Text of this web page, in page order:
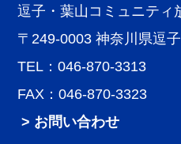
逗子・葉山コミュニティ
〒249-0003 神奈川県逗
TEL：046-870-3313
FAX：046-870-3323
> お問い合わせ